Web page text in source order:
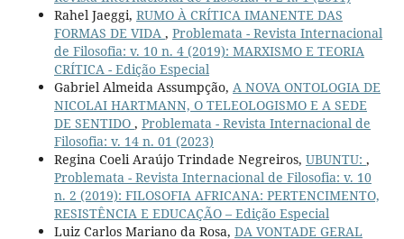
Rahel Jaeggi, RUMO À CRÍTICA IMANENTE DAS
FORMAS DE VIDA , Problemata - Revista Internacional
de Filosofia: v. 10 n. 4 (2019): MARXISMO E TEORIA
CRÍTICA - Edição Especial
Gabriel Almeida Assumpção, A NOVA ONTOLOGIA DE
NICOLAI HARTMANN, O TELEOLOGISMO E A SEDE
DE SENTIDO , Problemata - Revista Internacional de
Filosofia: v. 14 n. 01 (2023)
Regina Coeli Araújo Trindade Negreiros, UBUNTU: ,
Problemata - Revista Internacional de Filosofia: v. 10
n. 2 (2019): FILOSOFIA AFRICANA: PERTENCIMENTO,
RESISTÊNCIA E EDUCAÇÃO – Edição Especial
Luiz Carlos Mariano da Rosa, DA VONTADE GERAL